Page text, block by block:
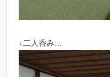
↓二人呑み…